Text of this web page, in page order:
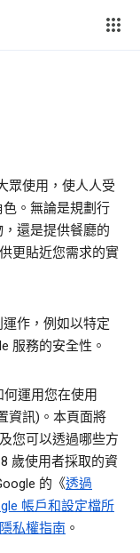
眾使用，使人人受
。無論是規劃行
還是提供餐廳的
更貼近您需求的實
作，例如以特定
服務的安全性。
運用您在使用
資訊)。本頁面將
您可以透過哪些方
歲使用者採取的資
的《透過
帳戶和設定檔所
私權指南 。